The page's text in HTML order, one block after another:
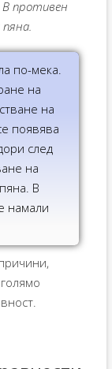
В противен
по-мека.
на
на
появява
след
на
В
намали